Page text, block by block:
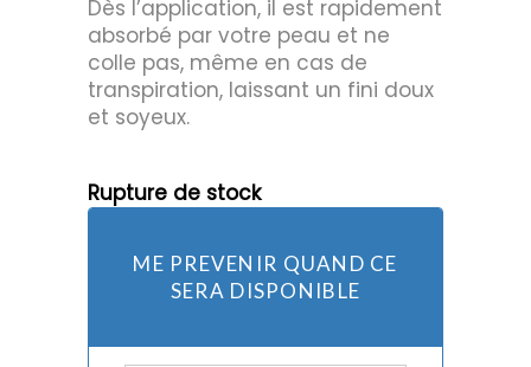
Dès l’application, il est rapidement
absorbé par votre peau et ne
colle pas, même en cas de
transpiration, laissant un fini doux
et soyeux.
Rupture de stock
ME PREVENIR QUAND CE
SERA DISPONIBLE